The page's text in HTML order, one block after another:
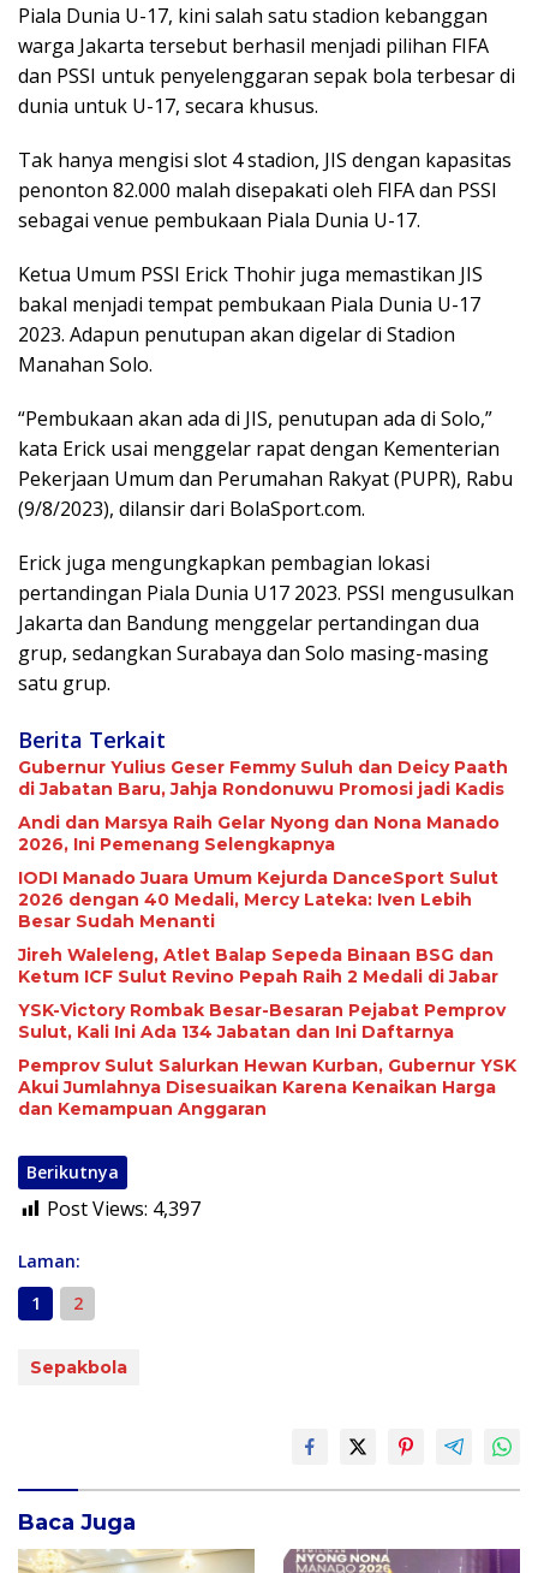
Piala Dunia U-17, kini salah satu stadion kebanggan
warga Jakarta tersebut berhasil menjadi pilihan FIFA
dan PSSI untuk penyelenggaran sepak bola terbesar di
dunia untuk U-17, secara khusus.
Tak hanya mengisi slot 4 stadion, JIS dengan kapasitas
penonton 82.000 malah disepakati oleh FIFA dan PSSI
sebagai venue pembukaan Piala Dunia U-17.
Ketua Umum PSSI Erick Thohir juga memastikan JIS
bakal menjadi tempat pembukaan Piala Dunia U-17
2023. Adapun penutupan akan digelar di Stadion
Manahan Solo.
“Pembukaan akan ada di JIS, penutupan ada di Solo,”
kata Erick usai menggelar rapat dengan Kementerian
Pekerjaan Umum dan Perumahan Rakyat (PUPR), Rabu
(9/8/2023), dilansir dari BolaSport.com.
Erick juga mengungkapkan pembagian lokasi
pertandingan Piala Dunia U17 2023. PSSI mengusulkan
Jakarta dan Bandung menggelar pertandingan dua
grup, sedangkan Surabaya dan Solo masing-masing
satu grup.
Berita Terkait
Gubernur Yulius Geser Femmy Suluh dan Deicy Paath
di Jabatan Baru, Jahja Rondonuwu Promosi jadi Kadis
Andi dan Marsya Raih Gelar Nyong dan Nona Manado
2026, Ini Pemenang Selengkapnya
IODI Manado Juara Umum Kejurda DanceSport Sulut
2026 dengan 40 Medali, Mercy Lateka: Iven Lebih
Besar Sudah Menanti
Jireh Waleleng, Atlet Balap Sepeda Binaan BSG dan
Ketum ICF Sulut Revino Pepah Raih 2 Medali di Jabar
YSK-Victory Rombak Besar-Besaran Pejabat Pemprov
Sulut, Kali Ini Ada 134 Jabatan dan Ini Daftarnya
Pemprov Sulut Salurkan Hewan Kurban, Gubernur YSK
Akui Jumlahnya Disesuaikan Karena Kenaikan Harga
dan Kemampuan Anggaran
Berikutnya
Post Views: 4,397
Laman:
1
2
Sepakbola
Baca Juga